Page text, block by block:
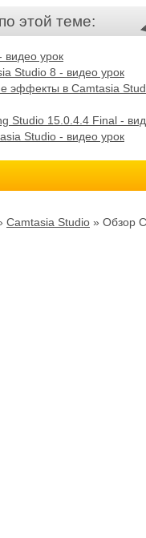
этой теме:
видео урок
Studio 8 - видео урок
эффекты в Camtasia
Studio 15.0.4.4 Final -
Studio - видео урок
Camtasia Studio » Обзор